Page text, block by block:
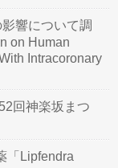
響について調
on Human
Intracoronary
回神楽坂まつ
「Lipfendra